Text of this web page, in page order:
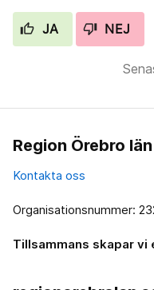
JA NEJ
Region Örebro län
Kontakta oss
Organisationsnummer:
Tillsammans skapar